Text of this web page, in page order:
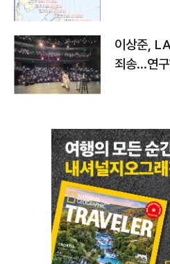
이상준,
죄송…연